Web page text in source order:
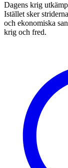
Dagens krig
Istället sker
och ekonomiska
krig och fred.